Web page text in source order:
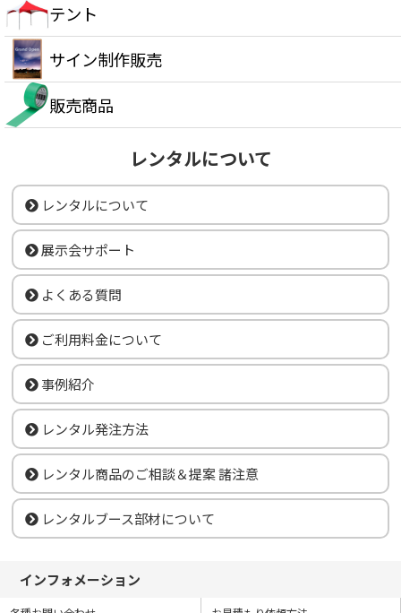
テント
サイン制作販売
販売商品
レンタルについて
レンタルについて
展示会サポート
よくある質問
ご利用料金について
事例紹介
レンタル発注方法
レンタル商品のご相談＆提案 諸注意
レンタルブース部材について
インフォメーション